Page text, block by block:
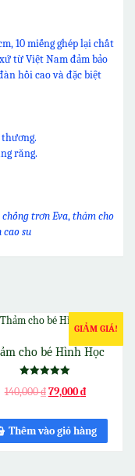
10 miếng ghép lại chất
từ Việt Nam đảm bảo
hồi cao và đặc biệt
răng.
trơn Eva,thảm cho
cao su
GIẢM GIÁ!
cho bé Hình Học
hạng
140,000₫79,000₫
Thêm vào giỏ hàng